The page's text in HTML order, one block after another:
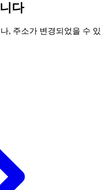
다
, 주소가 변경되었을 수 있